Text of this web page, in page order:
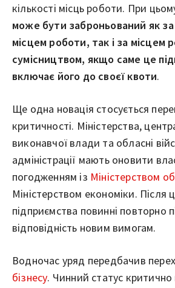
кількості місць роботи. При
може бути заброньований як
місцем роботи, так і за місцем
сумісництвом, якщо саме це
включає його до своєї квоти.
Ще одна новація стосується
критичності. Міністерства,
виконавчої влади та обласні
адміністрації мають оновити
погодженням із Міністерством
Міністерством економіки. Після
підприємства повинні повторно
відповідність новим вимогам.
Водночас уряд передбачив
бізнесу. Чинний статус